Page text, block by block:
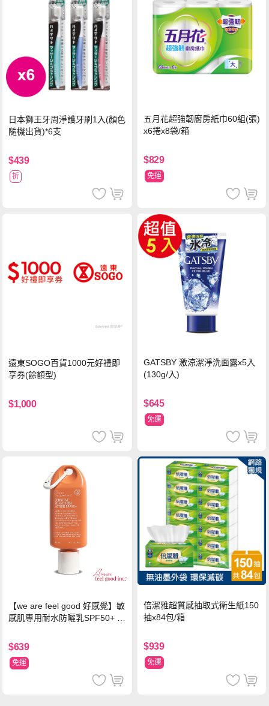
日本獅王牙周淨護牙刷1入(顏色
隨機出貨)*6支
$439
折
五月花超強韌廚房紙巾60組(張)
x6捲x8袋/箱
$829
免運
遠東SOGO百貨1000元好禮即
享券(餘額型)
$1,000
GATSBY 激涼潔淨洗面露x5入
(130g/入)
$645
免運
【we are feel good 好感覺】敏
感肌專用耐水防曬乳SPF50+ 7
$639
免運
倍潔雅超質感抽取式衛生紙150
抽x84包/箱
$939
免運